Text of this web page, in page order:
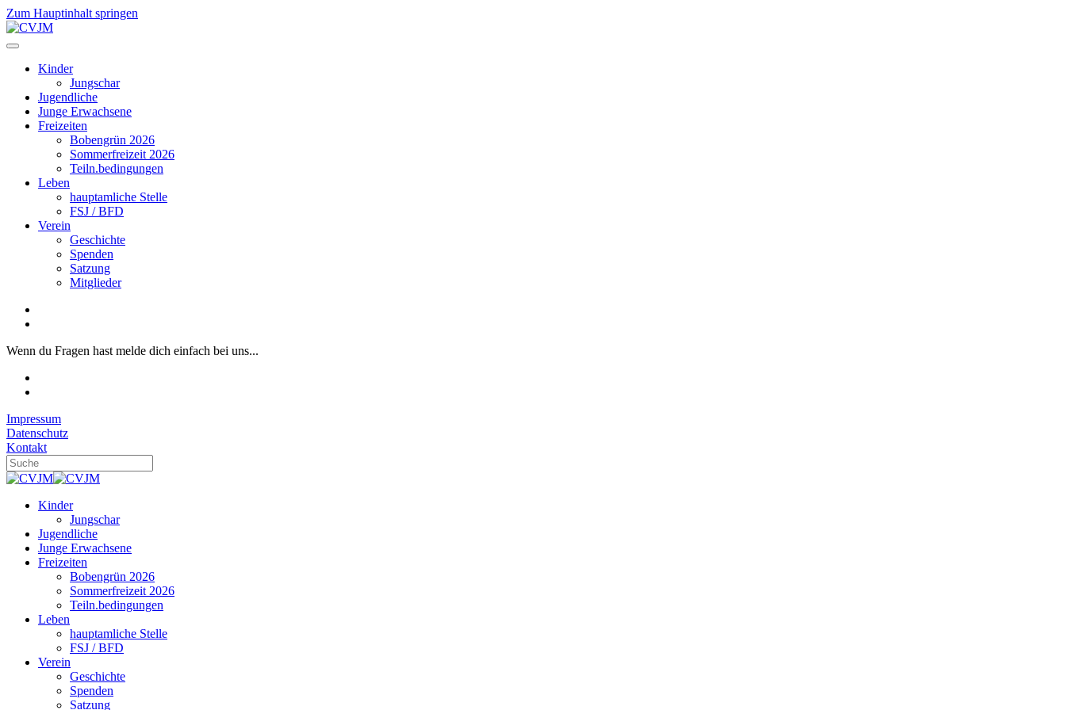
Zum Hauptinhalt springen
Kinder
Jungschar
Jugendliche
Junge Erwachsene
Freizeiten
Bobengrün 2026
Sommerfreizeit 2026
Teiln.bedingungen
Leben
hauptamliche Stelle
FSJ / BFD
Verein
Geschichte
Spenden
Satzung
Mitglieder
Wenn du Fragen hast melde dich einfach bei uns...
Impressum
Datenschutz
Kontakt
Kinder
Jungschar
Jugendliche
Junge Erwachsene
Freizeiten
Bobengrün 2026
Sommerfreizeit 2026
Teiln.bedingungen
Leben
hauptamliche Stelle
FSJ / BFD
Verein
Geschichte
Spenden
Satzung